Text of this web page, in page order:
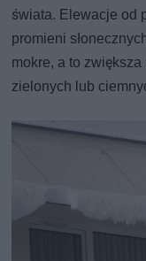
świata. Elewacje od
promieni
mokre, a to
zielonych lub